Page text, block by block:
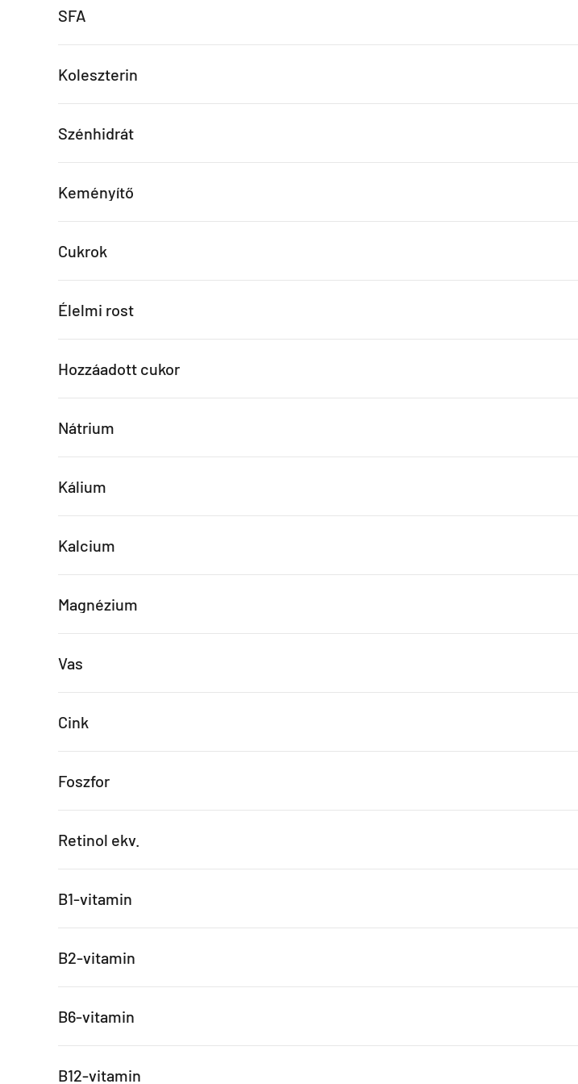
SFA
Koleszterin
Szénhidrát
Keményítő
Cukrok
Élelmi rost
Hozzáadott cukor
Nátrium
Kálium
Kalcium
Magnézium
Vas
Cink
Foszfor
Retinol ekv.
B1-vitamin
B2-vitamin
B6-vitamin
B12-vitamin